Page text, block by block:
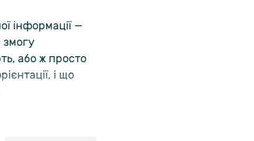
інформації —
змогу
або ж просто
і що